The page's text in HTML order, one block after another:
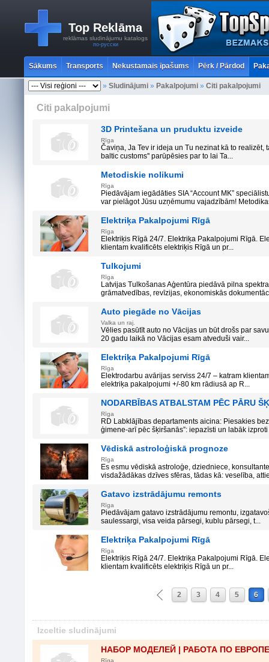
Top Reklāma
reklāmas sludinājumu katalogs
по-русски
Sākums Transports Nekustamais īpašums Pērk / Pārdod
» Sludinājumi » Pakalpojumi » Citi pakalpojumi
Citi pakalpojumi
3D Printešana un pruduktu izveide
Rīga
Čaviņa, Ja Tev ir ideja un Tu nezinat kā to realizēt,
baltic customs'' parūpēsies par to lai Ta...
Metodiskie nolikumi
Rīga
Piedāvājam iegādāties SIA “Account MK”
var pielāgot Jūsu uzņēmumu vajadzībām!
Elektriķa Pakalpojumi Rīgā
Rīga
Elektriķis Rīgā 24/7. Elektriķa Pakalpojumi Rīgā.
klientam kvalificēts elektriķis Rīgā un pr...
Tulkojumi
Rīga
Latvijas Tulkošanas Aģentūra piedāvā pilna
grāmatvedības, revīzijas, ekonomiskās
Auto piegāde no Vācijas
Valka un raj.
Vēlies pasūtīt auto no Vācijas un būt drošs par
20 gadu laikā no Vācijas esam atveduši vair...
Elektriķa Pakalpojumi Rīgā
Rīga
Elektrodarbu avārijas serviss 24/7 – katram
elektriķa pakalpojumi +/-80 km rādiusā ap R...
NODARBĪBAS ATBALSTAM PĒC PĀRU
Rīga
RD Labklājības departaments aicina: Piesakies
ģimene-arī pēc šķiršanās”: iepazīsti un labāk izproti
Vēdiskā astroloģiskā prognoze
Rīga
Es esmu vēdiskā astroloģe, dziedniece,
visdažādākas dzīves sfēras, tādas kā: veselība,
Gatavo izstrādājumu remonts
Rīga
Piedāvājam gatavo izstrādājumu remontu,
saulessargi, visa veida pārsegi, kublu pārsegi, t...
Elektriķa Pakalpojumi Rīgā
Rīga
Elektriķis Rīgā 24/7. Elektriķa Pakalpojumi Rīgā.
klientam kvalificēts elektriķis Rīgā un pr...
2 3 4 5 6
Izceltie sludinājumi
НАБОР МОДЕЛЕЙ | РАБОТА ПО ЕВРОПЕ
Rīga